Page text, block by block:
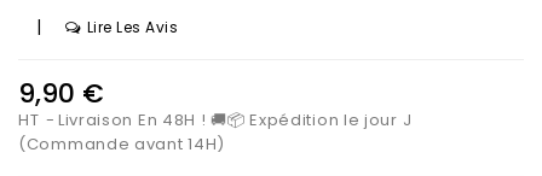
| Lire Les Avis
9,90 €
HT
Livraison En 48H ! 🚚📦 Expédition le jour J
(Commande avant 14H)